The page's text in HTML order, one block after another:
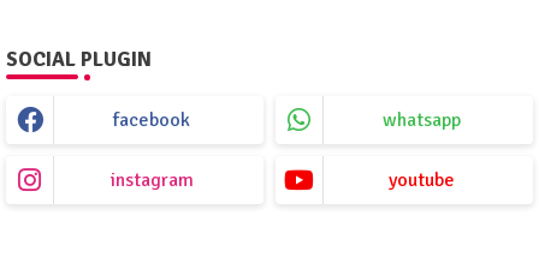
SOCIAL PLUGIN
facebook whatsapp
instagram youtube